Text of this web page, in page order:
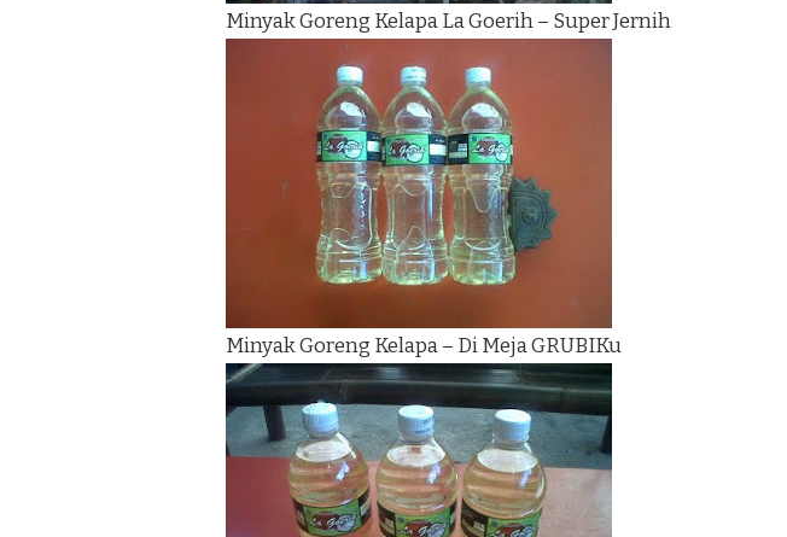
Minyak Goreng Kelapa La Goerih – Super Jernih
Minyak Goreng Kelapa – Di Meja GRUBIKu